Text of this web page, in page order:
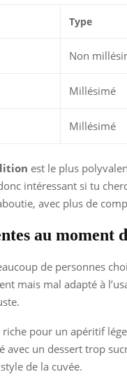
Type
Non
Millésimé
Millésimé
est le plus
intéressant si tu
avec plus de
au moment
de personnes
mais mal adapté à
pour un apéritif
avec un dessert trop
de la cuvée.